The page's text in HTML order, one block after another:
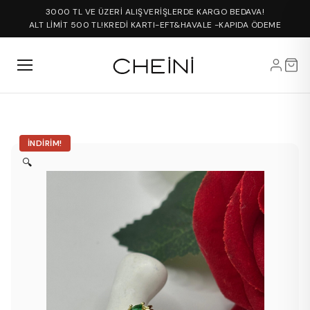
3000 TL VE ÜZERİ ALIŞVERİŞLERDE KARGO BEDAVA!
ALT LİMİT 500 TL!KREDİ KARTI-EFT&HAVALE -KAPIDA ÖDEME
İNDIRIM!
🔍